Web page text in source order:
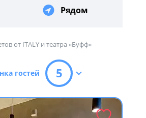
Рядом
от ITALY и театра «Буфф»
гостей 5